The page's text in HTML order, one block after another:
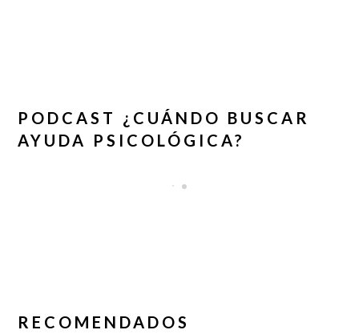
PODCAST ¿CUÁNDO BUSCAR
AYUDA PSICOLÓGICA?
RECOMENDADOS